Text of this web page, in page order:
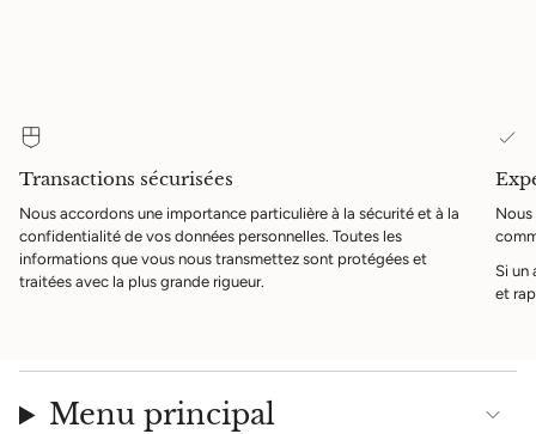
Transactions sécurisées
Nous accordons une importance particulière à la sécurité et à la
confidentialité de vos données personnelles. Toutes les
informations que vous nous transmettez sont protégées et
traitées avec la plus grande rigueur.
Si un
et
Menu principal